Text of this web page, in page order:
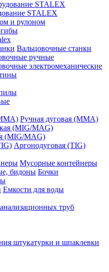
STALEX
и рулоном
Вальцовочные станки
ручные
электромеханические
Ручная дуговая (MMA)
(MIG/MAG)
Аргонодуговая (TIG)
Мусорные контейнеры
Бочки
Емкости для воды
труб
штукатурки и шпаклевки